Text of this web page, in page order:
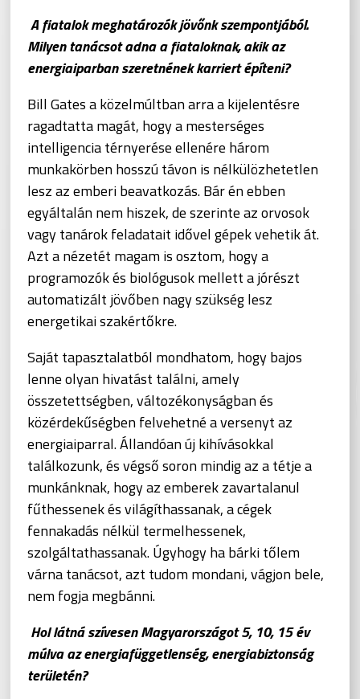
A fiatalok meghatározók jövőnk szempontjából.
Milyen tanácsot adna a fiataloknak, akik az
energiaiparban szeretnének karriert építeni?
Bill Gates a közelmúltban arra a kijelentésre
ragadtatta magát, hogy a mesterséges
intelligencia térnyerése ellenére három
munkakörben hosszú távon is nélkülözhetetlen
lesz az emberi beavatkozás. Bár én ebben
egyáltalán nem hiszek, de szerinte az orvosok
vagy tanárok feladatait idővel gépek vehetik át.
Azt a nézetét magam is osztom, hogy a
programozók és biológusok mellett a jórészt
automatizált jövőben nagy szükség lesz
energetikai szakértőkre.
Saját tapasztalatból mondhatom, hogy bajos
lenne olyan hivatást találni, amely
összetettségben, változékonyságban és
közérdekűségben felvehetné a versenyt az
energiaiparral. Állandóan új kihívásokkal
találkozunk, és végső soron mindig az a tétje a
munkánknak, hogy az emberek zavartalanul
fűthessenek és világíthassanak, a cégek
fennakadás nélkül termelhessenek,
szolgáltathassanak. Úgyhogy ha bárki tőlem
várna tanácsot, azt tudom mondani, vágjon bele,
nem fogja megbánni.
Hol látná szívesen Magyarországot 5, 10, 15 év
múlva az energiafüggetlenség, energiabiztonság
területén?